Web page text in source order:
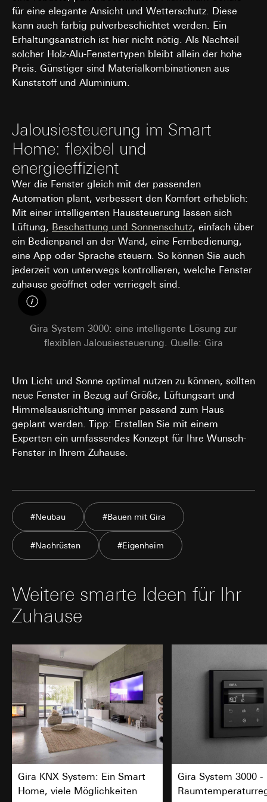
für eine elegante Ansicht und Wetterschutz. Diese
kann auch farbig pulverbeschichtet werden. Ein
Erhaltungsanstrich ist hier nicht nötig. Als Nachteil
solcher Holz-Alu-Fenstertypen bleibt allein der hohe
Preis. Günstiger sind Materialkombinationen aus
Kunststoff und Aluminium.
Jalousiesteuerung im Smart
Home: flexibel und
energieeffizient
Wer die Fenster gleich mit der passenden
Automation plant, verbessert den Komfort erheblich:
Mit einer intelligenten Haussteuerung lassen sich
Lüftung, Beschattung und Sonnenschutz, einfach über
ein Bedienpanel an der Wand, eine Fernbedienung,
eine App oder Sprache steuern. So können Sie auch
jederzeit von unterwegs kontrollieren, welche Fenster
zuhause geöffnet oder verriegelt sind.
Gira System 3000: eine intelligente Lösung zur
flexiblen Jalousiesteuerung. Quelle: Gira
Um Licht und Sonne optimal nutzen zu können, sollten
neue Fenster in Bezug auf Größe, Lüftungsart und
Himmelsausrichtung immer passend zum Haus
geplant werden. Tipp: Erstellen Sie mit einem
Experten ein umfassendes Konzept für Ihre Wunsch-
Fenster in Ihrem Zuhause.
#Neubau #Bauen mit Gira
#Nachrüsten #Eigenheim
Weitere smarte Ideen für Ihr
Zuhause
Gira KNX System: Ein Smart
Home, viele Möglichkeiten
Gira System 3000 -
Cookie-Informationen (z. B. ID des Nutzers,
getestete Varianten, Testergebnisse).
Rechtsgrundlage und ggf. verfolgte berechtigte
Interessen:
Art. 6 Abs. 1 lit. a DSGVO: Einwilligung des
Nutzers
Bereitstellung einer verbesserten
Nutzererfahrung
Verfolgte berechtigte Interessen:
Verbesserung der Funktionalität und
Benutzerfreundlichkeit der Website;
Sicherstellung eines personalisierten und
nutzerorientierten Online-Erlebnisses;
Effiziente Durchführung von Tests zur
Entscheidungsfindung über Website-
Anpassungen.
Empfänger:
Interne Abteilungen
Externe Dienstleister für A/B-Testing, die als
Drittlandübermittlung: keine
Lebensdauer des Cookies: 30 und 90 Tage,
spätestens nach 13 Monaten gelöscht oder wenn Sie
Ihre Einwilligung widerrufen; das Cookie hat eine
Funktionsdauer von 13 Monaten